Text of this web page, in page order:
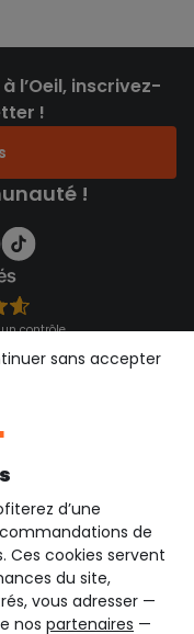
l’Oeil, inscrivez-
!
!
contrôle
d’une
de
Ces cookies servent
du site,
vous adresser —
nos partenaires —
sans accepter